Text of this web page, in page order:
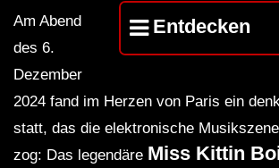
Entdecken
Am Abend
des 6.
Dezember
2024 fand im Herzen von Paris ein
statt, das die elektronische
zog: Das legendäre Miss Kittin